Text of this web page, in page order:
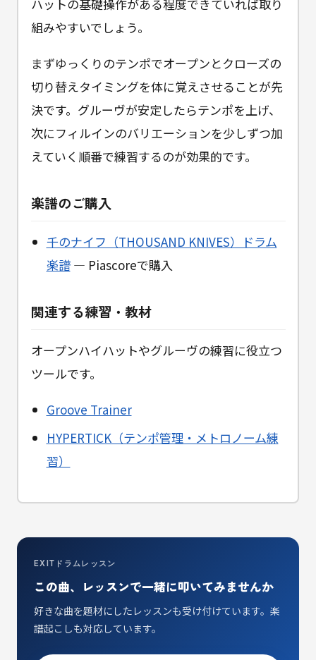
ハットの基礎操作がある程度できていれば取り
組みやすいでしょう。
まずゆっくりのテンポでオープンとクローズの
切り替えタイミングを体に覚えさせることが先
決です。グルーヴが安定したらテンポを上げ、
次にフィルインのバリエーションを少しずつ加
えていく順番で練習するのが効果的です。
楽譜のご購入
千のナイフ（THOUSAND KNIVES）ドラム
楽譜— Piascoreで購入
関連する練習・教材
オープンハイハットやグルーヴの練習に役立つ
ツールです。
Groove Trainer
HYPERTICK（テンポ管理・メトロノーム練
習）
EXITドラムレッスン
この曲、レッスンで一緒に叩いてみませんか
好きな曲を題材にしたレッスンも受け付けています。楽
譜起こしも対応しています。